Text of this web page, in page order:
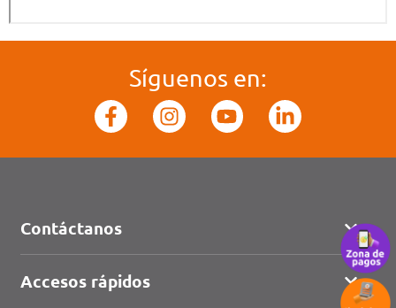
Síguenos en:
Contáctanos
Accesos rápidos